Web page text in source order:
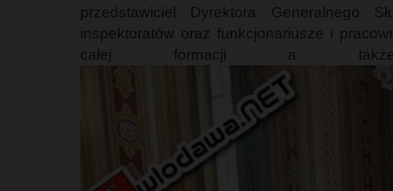
przedstawiciel Dyrektora Generalnego
inspektoratów oraz funkcjonariusze i
całej formacji a